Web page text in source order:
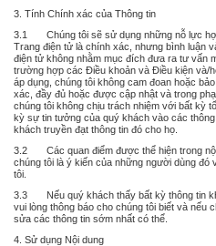
3. Tính Chính xác của Thông tin
3.1 Chúng tôi sẽ sử dụng những nỗ lực
Trang điện tử là chính xác, nhưng bình luận
điện tử không nhằm mục đích đưa ra tư vấn
trường hợp các Điều khoản và Điều kiện và/
áp dụng, chúng tôi không cam đoan hoặc
xác, đầy đủ hoặc được cập nhật và trong
chúng tôi không chịu trách nhiệm với bất kỳ
kỳ sự tin tưởng của quý khách vào các
khách truyền đạt thông tin đó cho họ.
3.2 Các quan điểm được thể hiện trong
chúng tôi là ý kiến của những người dùng đó
tôi.
3.3 Nếu quý khách thấy bất kỳ thông tin
vui lòng thông báo cho chúng tôi biết và nếu
sửa các thông tin sớm nhất có thể.
4. Sử dụng Nội dung